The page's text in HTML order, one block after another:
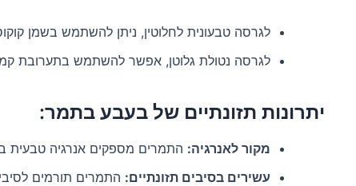
לגרסה טבעונית לחלוטין, ניתן להשתמש בשמן
לגרסה נטולת גלוטן, אפשר להשתמש בתערובת
יתרונות תזונתיים של בעבע בתמר:
מקור לאנרגיה: התמרים מספקים אנרגיה טבעית
עשירים בסיבים תזונתיים: התמרים תורמים